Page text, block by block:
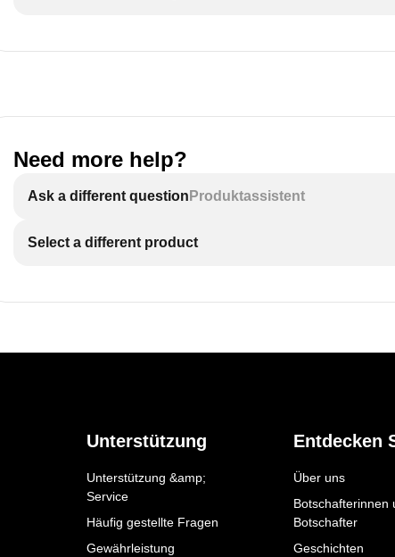
Need more help?
Ask a different question Produktassistent
Select a different product
Unterstützung
Unterstützung &amp;
Service
Häufig gestellte Fragen
Gewährleistung
Entdecken
Über uns
Botschafterinnen
Botschafter
Geschichten